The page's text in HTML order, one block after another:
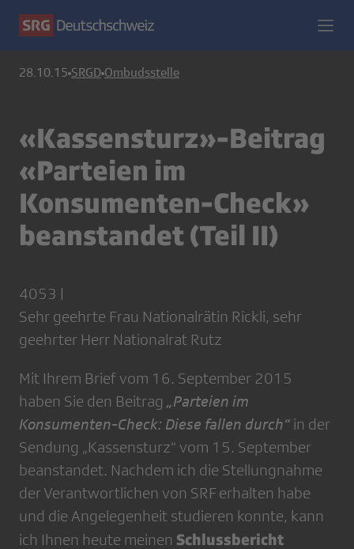
28.10.15 SRGD Ombudsstelle
«Kassensturz»-Beitrag
«Parteien im
Konsumenten-Check»
beanstandet (Teil II)
4053 |
Sehr geehrte Frau Nationalrätin Rickli, sehr
geehrter Herr Nationalrat Rutz
Mit Ihrem Brief vom 16. September 2015
haben Sie den Beitrag „Parteien im
Konsumenten-Check: Diese fallen durch“ in der
Sendung „Kassensturz“ vom 15. September
beanstandet. Nachdem ich die Stellungnahme
der Verantwortlichen von SRF erhalten habe
und die Angelegenheit studieren konnte, kann
ich Ihnen heute meinen Schlussbericht